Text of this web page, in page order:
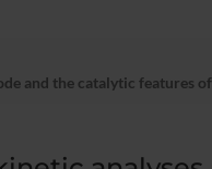
and the catalytic features